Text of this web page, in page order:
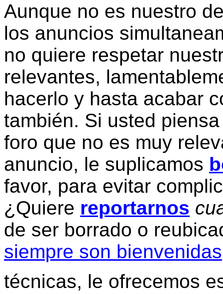
Aunque no es nuestro
los anuncios
no quiere respetar
relevantes,
hacerlo y hasta acabar
también. Si usted
foro que no es muy
anuncio, le suplicamos
favor, para evitar
¿Quiere reportarnos
de ser borrado o
siempre son bienvenidas
técnicas, le ofrecemos